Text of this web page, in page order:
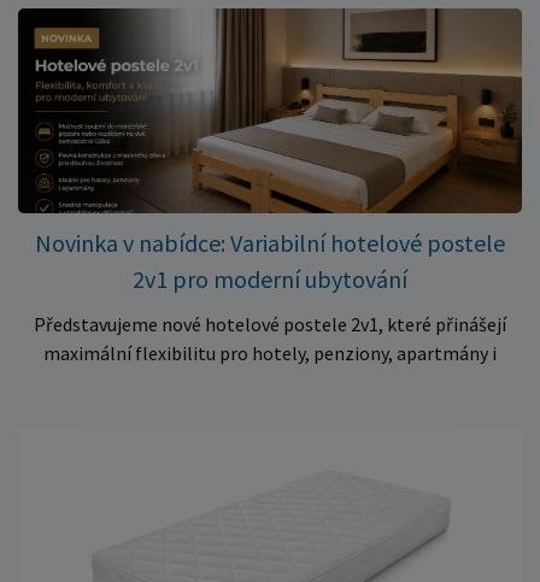
✅ Pohodlné pěnové jádro pro komfortní spánek dítěte ✅
Skvělá volba do dětských postýlek ✅ Výjimečně výhodná cena
– jen 399 Kč Využijte této mimořádné nabídky a pořiďte
kvalitní matraci za cenu, která patří k nejvýhodnějším na
trhu. Akce platí pouze do vyprodání zásob. Nakupujte chytře a
ušetřete!
Novinka v nabídce: Variabilní hotelové postele
2v1 pro moderní ubytování
Představujeme nové hotelové postele 2v1, které přinášejí
maximální flexibilitu pro hotely, penziony, apartmány i
stabilitu a dlouhou životnost. Robustní konstrukce z
kvalitního masivního dřeva zajistí spolehlivé používání i při